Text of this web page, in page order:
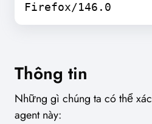
Firefox/146.0
Thông tin
Những gì chúng ta có thể
agent này: